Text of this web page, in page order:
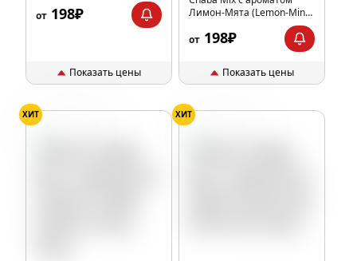
от 198₽
Показать цены
Лимон-Мята (Lemon-Mint),
от 198₽
Показать цены
ХИТ
ХИТ